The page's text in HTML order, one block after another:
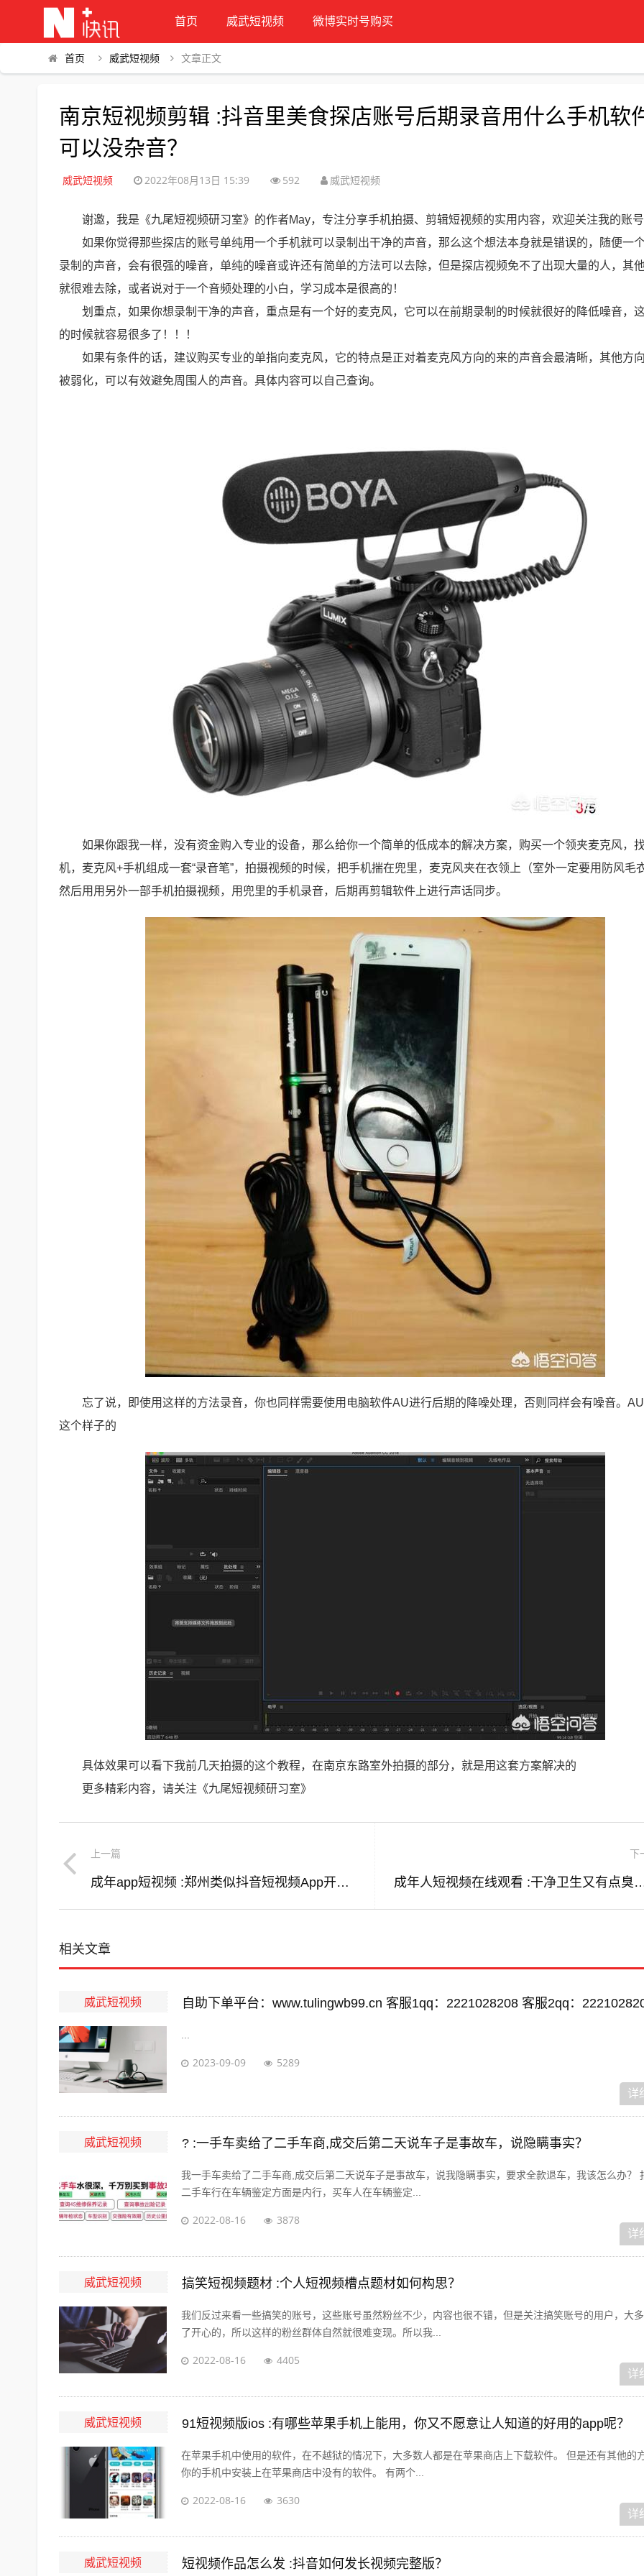
首页 威武短视频 微博实时号购买
首页 威武短视频 文章正文
南京短视频剪辑 :抖音里美食探店账号后期录音用什么手机软
可以没杂音？
威武短视频 2022年08月13日 15:39 592 威武短视频
谢邀，我是《九尾短视频研习室》的作者May，专注分享手机拍摄、剪辑短视频的实用内容，欢迎关注我的账
如果你觉得那些探店的账号单纯用一个手机就可以录制出干净的声音，那么这个想法本身就是错误的，随便一
录制的声音，会有很强的噪音，单纯的噪音或许还有简单的方法可以去除，但是探店视频免不了出现大量的人，其
就很难去除，或者说对于一个音频处理的小白，学习成本是很高的！
划重点，如果你想录制干净的声音，重点是有一个好的麦克风，它可以在前期录制的时候就很好的降低噪音，
的时候就容易很多了！！！
如果有条件的话，建议购买专业的单指向麦克风，它的特点是正对着麦克风方向的来的声音会最清晰，其他方
被弱化，可以有效避免周围人的声音。具体内容可以自己查询。
如果你跟我一样，没有资金购入专业的设备，那么给你一个简单的低成本的解决方案，购买一个领夹麦克风，
机，麦克风+手机组成一套“录音笔”，拍摄视频的时候，把手机揣在兜里，麦克风夹在衣领上（室外一定要用防风毛
然后用用另外一部手机拍摄视频，用兜里的手机录音，后期再剪辑软件上进行声话同步。
忘了说，即使用这样的方法录音，你也同样需要使用电脑软件AU进行后期的降噪处理，否则同样会有噪音。
这个样子的
具体效果可以看下我前几天拍摄的这个教程，在南京东路室外拍摄的部分，就是用这套方案解决的
更多精彩内容，请关注《九尾短视频研习室》
上一篇
成年app短视频 :郑州类似抖音短视频App开发多少钱(转载)
下
成年人短视频在线观看 :干净卫生又有点臭，印
相关文章
威武短视频 自助下单平台：www.tulingwb99.cn 客服1qq：2221028208 客服2qq：
2023-09-09 5289
详
威武短视频 ? :一手车卖给了二手车商,成交后第二天说车子是事故车，说隐瞒事实？
我一手车卖给了二手车商,成交后第二天说车子是事故车，说我隐瞒事实，要求全款退车，我该怎么办？
二手车行在车辆鉴定方面是内行，买车人在车辆鉴定...
2022-08-16 3878
详
威武短视频 搞笑短视频题材 :个人短视频槽点题材如何构思？
我们反过来看一些搞笑的账号，这些账号虽然粉丝不少，内容也很不错，但是关注搞笑账号的用户，大
了开心的，所以这样的粉丝群体自然就很难变现。所以我...
2022-08-16 4405
详
威武短视频 91短视频版ios :有哪些苹果手机上能用，你又不愿意让人知道的好用的app呢？
在苹果手机中使用的软件，在不越狱的情况下，大多数人都是在苹果商店上下载软件。 但是还有其他的
你的手机中安装上在苹果商店中没有的软件。 有两个...
2022-08-16 3630
详
威武短视频 短视频作品怎么发 :抖音如何发长视频完整版？